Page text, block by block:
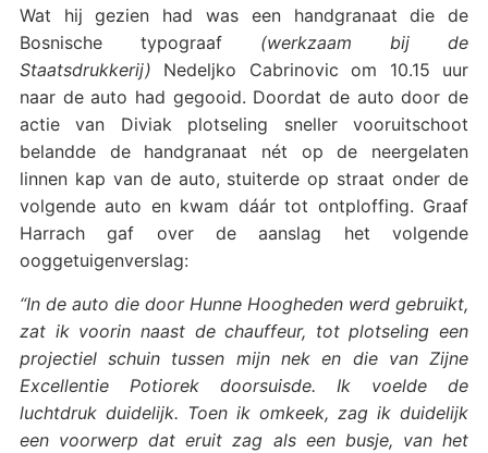
Wat hij gezien had was een handgranaat die de
Bosnische typograaf (werkzaam bij de
Staatsdrukkerij) Nedeljko Cabrinovic om 10.15 uur
naar de auto had gegooid. Doordat de auto door de
actie van Diviak plotseling sneller vooruitschoot
belandde de handgranaat nét op de neergelaten
linnen kap van de auto, stuiterde op straat onder de
volgende auto en kwam dáár tot ontploffing. Graaf
Harrach gaf over de aanslag het volgende
ooggetuigenverslag:
“In de auto die door Hunne Hoogheden werd gebruikt,
zat ik voorin naast de chauffeur, tot plotseling een
projectiel schuin tussen mijn nek en die van Zijne
Excellentie Potiorek doorsuisde. Ik voelde de
luchtdruk duidelijk. Toen ik omkeek, zag ik duidelijk
een voorwerp dat eruit zag als een busje, van het